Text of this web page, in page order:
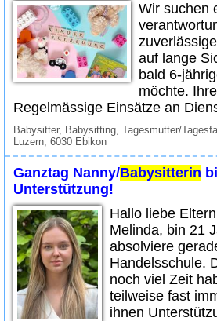
Wir suchen
auf lange
bald 6-
möchte.
Regelmässige Einsätze an
Babysitter, Babysitting, Tagesmutter/
Luzern, 6030 Ebikon
Ganztag Nanny/Babysitterin
Unterstützung!
Hallo liebe
Melinda, bin 21
absolviere
Handelsschule.
noch viel Zeit
teilweise fast
ihnen